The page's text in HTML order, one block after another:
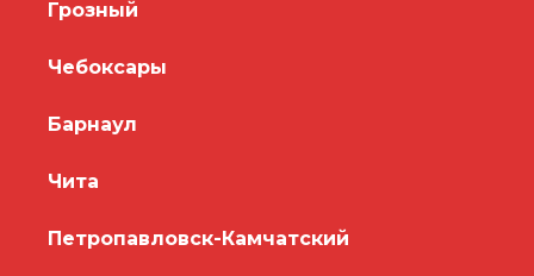
Грозный
Чебоксары
Барнаул
Чита
Петропавловск-Камчатский